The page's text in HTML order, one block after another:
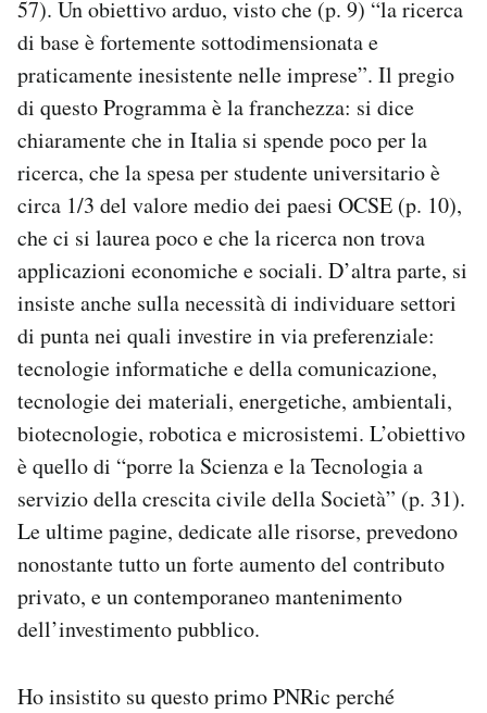
57). Un obiettivo arduo, visto che (p. 9) “la ricerca
di base è fortemente sottodimensionata e
praticamente inesistente nelle imprese”. Il pregio
di questo Programma è la franchezza: si dice
chiaramente che in Italia si spende poco per la
ricerca, che la spesa per studente universitario è
circa 1/3 del valore medio dei paesi OCSE (p. 10),
che ci si laurea poco e che la ricerca non trova
applicazioni economiche e sociali. D’altra parte, si
insiste anche sulla necessità di individuare settori
di punta nei quali investire in via preferenziale:
tecnologie informatiche e della comunicazione,
tecnologie dei materiali, energetiche, ambientali,
biotecnologie, robotica e microsistemi. L’obiettivo
è quello di “porre la Scienza e la Tecnologia a
servizio della crescita civile della Società” (p. 31).
Le ultime pagine, dedicate alle risorse, prevedono
nonostante tutto un forte aumento del contributo
privato, e un contemporaneo mantenimento
dell’investimento pubblico.
Ho insistito su questo primo PNRic perché